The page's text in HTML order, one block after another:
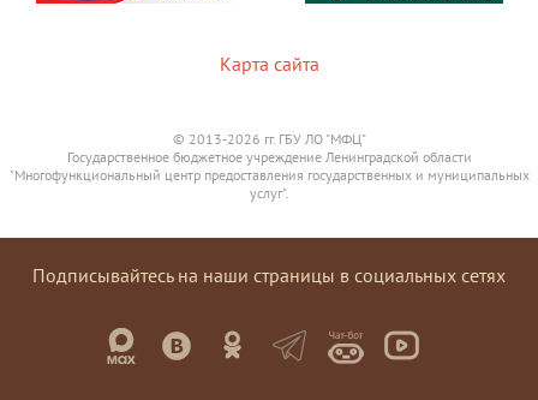
Карта сайта
© 2013-2026 гг. ГБУ ЛО "МФЦ"
Государственное бюджетное учреждение Ленинградской области
"Многофункциональный центр предоставления государственных и муниципальных
услуг".
Подписывайтесь на наши страницы в социальных сетях